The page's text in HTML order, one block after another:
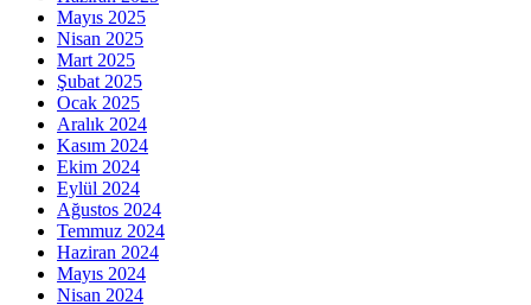
Mayıs 2025
Nisan 2025
Mart 2025
Şubat 2025
Ocak 2025
Aralık 2024
Kasım 2024
Ekim 2024
Eylül 2024
Ağustos 2024
Temmuz 2024
Haziran 2024
Mayıs 2024
Nisan 2024